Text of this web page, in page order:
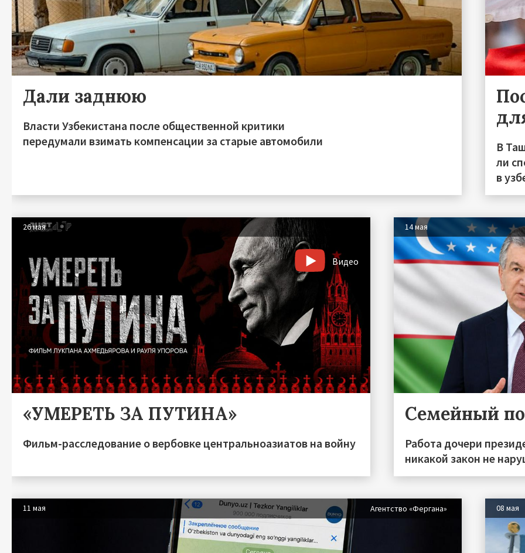
Дали заднюю
Власти Узбекистана после общественной критики
передумали взимать компенсации за старые автомобили
В
ли
в
26 мая
Видео
«УМЕРЕТЬ ЗА ПУТИНА»
Фильм-расследование о вербовке центральноазиатов на войну
14 мая
Семейный
Работа дочери
никакой закон не
11 мая Агентство «Фергана» 08 мая